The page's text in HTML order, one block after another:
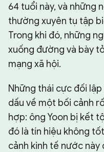
64 tuổi này, và những
thường xuyên tụ tập
Trong khi đó, những
xuống đường và bày
mạng xã hội.
Những thái cực đối
dấu về một bối cảnh
hợp: ông Yoon bị kết
đó là tín hiệu không
cảnh kinh tế nước này